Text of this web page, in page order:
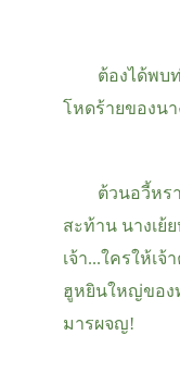
ต้องได้พบ
โหดร้ายของนา
ต้วนอวี้หร
สะท้าน นางเย้
เจ้า...ใครให้เ
ฮูหยินใหญ่ของ
มารผจญ!